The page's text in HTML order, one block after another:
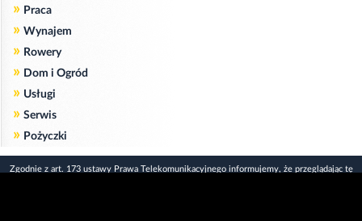
» Praca
» Wynajem
» Rowery
» Dom i Ogród
» Usługi
» Serwis
» Pożyczki
Zgodnie z art. 173 ustawy Prawa Telekomunikacyjnego informujemy, że przeglądając tę